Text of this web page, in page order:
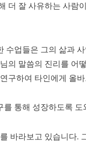
더 잘 사유하는 사람
수업들은 그의 삶과
의 말씀의 진리를 어
구하여 타인에게 올
통해 성장하도록
바라보고 있습니다.